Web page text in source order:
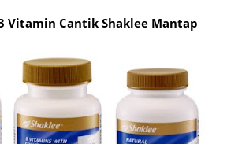
Vitamin Cantik Shaklee Mantap